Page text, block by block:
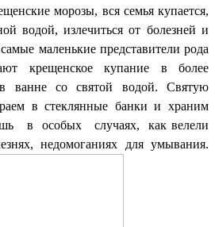
морозы, вся семья купается,
водой, излечиться от болезней и
маленькие представители рода
крещенское купание в более
ванне со святой водой. Святую
в стеклянные банки и храним
в особых случаях, как велели
недомоганиях для умывания.